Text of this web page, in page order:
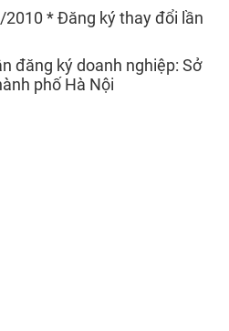
* Đăng ký thay đổi lần
đăng ký doanh nghiệp: Sở
phố Hà Nội